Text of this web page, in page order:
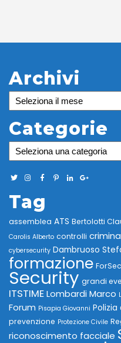
Archivi
Archivi
Categorie
Categorie
Tag
assemblea ATS Bertolotti
Carolis Alberto controlli
cybersecurity Dambruoso
formazione
Security grandi
ITSTIMELombardi Marco
Forum Pisapia Giovanni
prevenzione Protezione Civile
riconoscimento facciale